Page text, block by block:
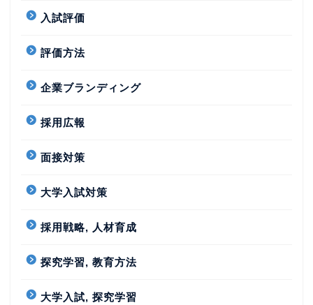
入試評価
評価方法
企業ブランディング
採用広報
面接対策
大学入試対策
採用戦略, 人材育成
探究学習, 教育方法
大学入試, 探究学習